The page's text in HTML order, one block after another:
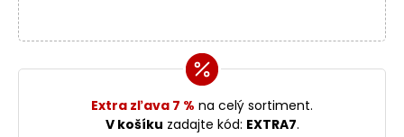
Extra zľava 7 % na celý sortiment.
V košíku zadajte kód: EXTRA7.